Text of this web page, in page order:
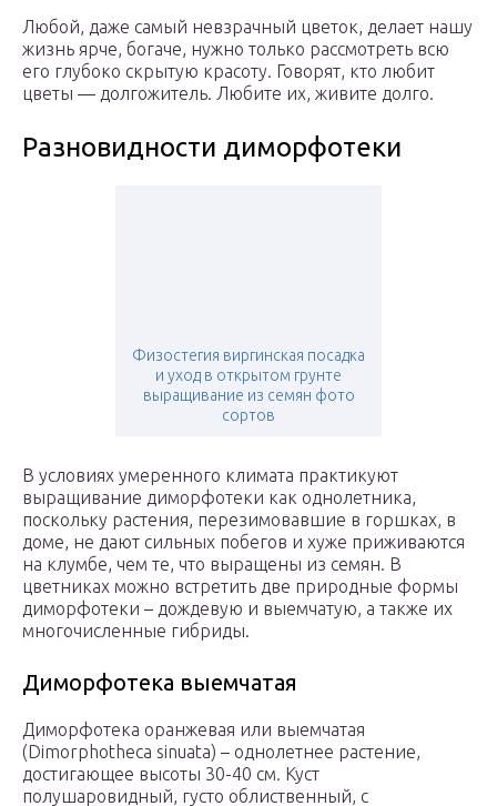
Любой, даже самый невзрачный цветок, делает нашу
жизнь ярче, богаче, нужно только рассмотреть всю
его глубоко скрытую красоту. Говорят, кто любит
цветы — долгожитель. Любите их, живите долго.
Разновидности диморфотеки
Физостегия виргинская посадка
и уход в открытом грунте
выращивание из семян фото
сортов
В условиях умеренного климата практикуют
выращивание диморфотеки как однолетника,
поскольку растения, перезимовавшие в горшках, в
доме, не дают сильных побегов и хуже приживаются
на клумбе, чем те, что выращены из семян. В
цветниках можно встретить две природные формы
диморфотеки – дождевую и выемчатую, а также их
многочисленные гибриды.
Диморфотека выемчатая
Диморфотека оранжевая или выемчатая
(Dimorphotheca sinuata) – однолетнее растение,
достигающее высоты 30-40 см. Куст
полушаровидный, густо облиственный, с